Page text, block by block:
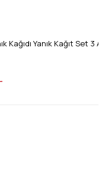
Kağıdı Yanık Kağıt Set 3